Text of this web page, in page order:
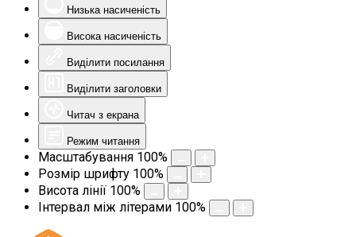
Низька насиченість
Висока насиченість
Виділити посилання
Виділити заголовки
Читач з екрана
Режим читання
Масштабування 100%
Розмір шрифту 100%
Висота лінії 100%
Інтервал між літерами 100%